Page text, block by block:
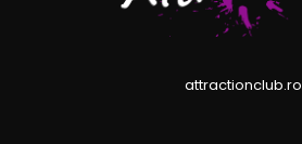
attractionclub.ro